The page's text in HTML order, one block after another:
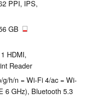
PPI, IPS,
GB
HDMI,
Reader
h/n = Wi-Fi 4/ac = Wi-
6 GHz), Bluetooth 5.3